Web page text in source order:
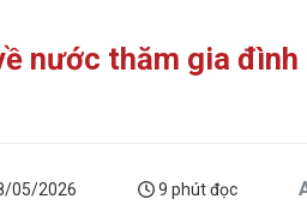
nước thăm gia đình
05/2026 9 phút đọc